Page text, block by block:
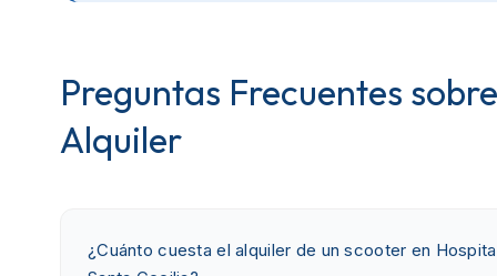
Preguntas Frecuentes
Alquiler
¿Cuánto cuesta el alquiler de un scooter en